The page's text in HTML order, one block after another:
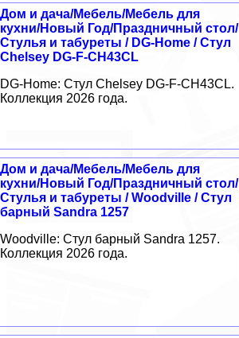
Дом и дача/Мебель/Мебель для
кухни/Новый Год/Праздничный стол/
Стулья и табуреты / DG-Home / Стул
Chelsey DG-F-CH43CL
DG-Home: Стул Chelsey DG-F-CH43CL.
Коллекция 2026 года.
Дом и дача/Мебель/Мебель для
кухни/Новый Год/Праздничный стол/
Стулья и табуреты / Woodville / Стул
барный Sandra 1257
Woodville: Стул барный Sandra 1257.
Коллекция 2026 года.